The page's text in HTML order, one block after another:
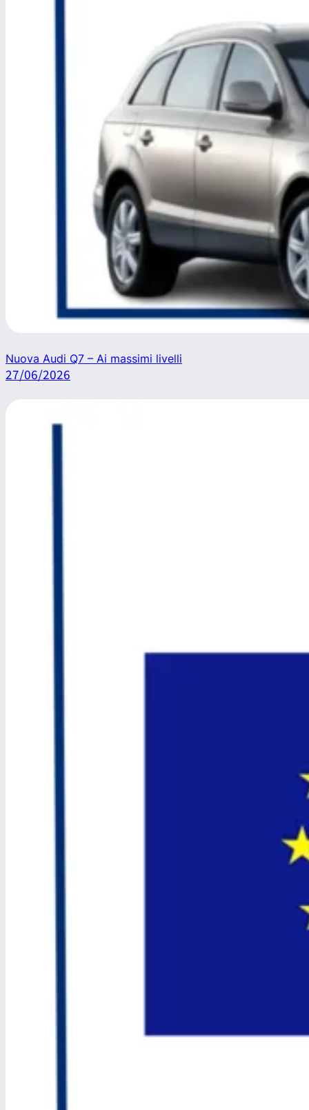
Nuova Audi Q7 – Ai massimi livelli
27/06/2026